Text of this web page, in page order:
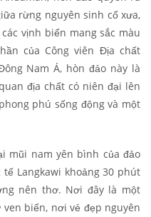
rừng nguyên sinh cổ xưa,
vịnh biển mang sắc màu
của Công viên Địa chất
Nam Á, hòn đảo này là
địa chất có niên đại lên
phú sống động và một
mũi nam yên bình của đảo
Langkawi khoảng 30 phút
nên thơ. Nơi đây là một
biển, nơi vẻ đẹp nguyên